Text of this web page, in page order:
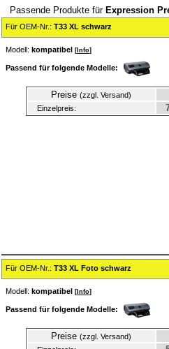
Passende Produkte für Expression
Für OEM-Nr.: T33 XL schwarz
Modell: kompatibel [ Info]
Passend für folgende Modelle:
Preise (zzgl. Versand)
Einzelpreis:
Für OEM-Nr.: T33 XL Foto schwarz
Modell: kompatibel [ Info]
Passend für folgende Modelle:
Preise (zzgl. Versand)